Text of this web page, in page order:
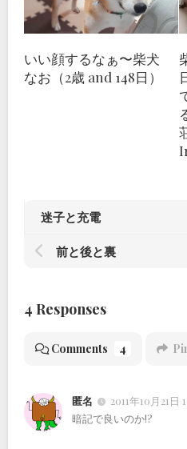
いい顔するなぁ〜柴犬
なお（2歳 and 148日）
迷子と充電
前と後と裏
4 Responses
Comments 4
匿名
2011年10月21日
暗記で良いのか!?